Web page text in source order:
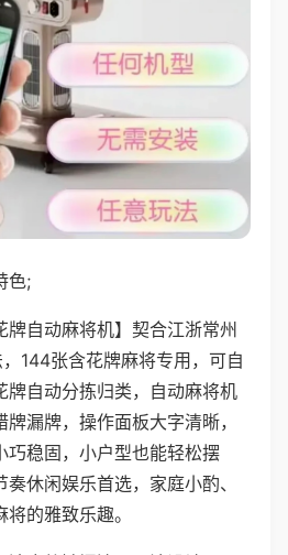
色;
牌自动麻将机】契合江浙常州
144张含花牌麻将专用，可自
牌自动分拣归类，自动麻将机
漏牌，操作面板大字清晰，
巧稳固，小户型也能轻松摆
休闲娱乐首选，家庭小酌、
的雅致乐趣。